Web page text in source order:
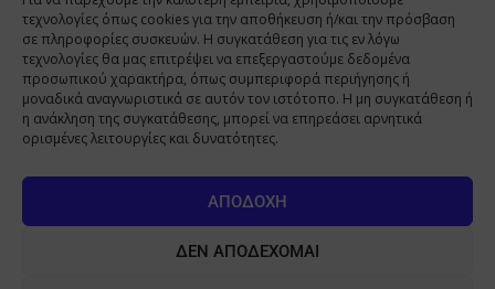
τεχνολογίες όπως cookies για την αποθήκευση ή/και την πρόσβαση
σε πληροφορίες συσκευών. Η συγκατάθεση για τις εν λόγω
τεχνολογίες θα μας επιτρέψει να επεξεργαστούμε δεδομένα
προσωπικού χαρακτήρα, όπως συμπεριφορά περιήγησης ή
μοναδικά αναγνωριστικά σε αυτόν τον ιστότοπο. Η μη συγκατάθεση ή
η ανάκληση της συγκατάθεσης, μπορεί να επηρεάσει αρνητικά
ορισμένες λειτουργίες και δυνατότητες.
ΑΠΟΔΟΧΉ
ΔΕΝ ΑΠΟΔΈΧΟΜΑΙ
www.PharmaManage.gr • www.HealthExpo.gr • www.YO.gr
•
www.GreekShares.com • www.eLearning-
PharmaManage.gr • www.Charami-SA.gr
Με την παραμονή σας σε αυτή δηλώνετε,
προβλέπονται από τις διατάξεις της παραγράφου 6 του άρθρου 22 του